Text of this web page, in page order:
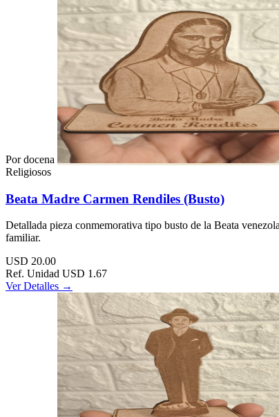
Por docena
Religiosos
Beata Madre Carmen Rendiles (Busto)
Detallada pieza conmemorativa tipo busto de la Beata
familiar.
USD 20.00
Ref. Unidad USD 1.67
Ver Detalles →